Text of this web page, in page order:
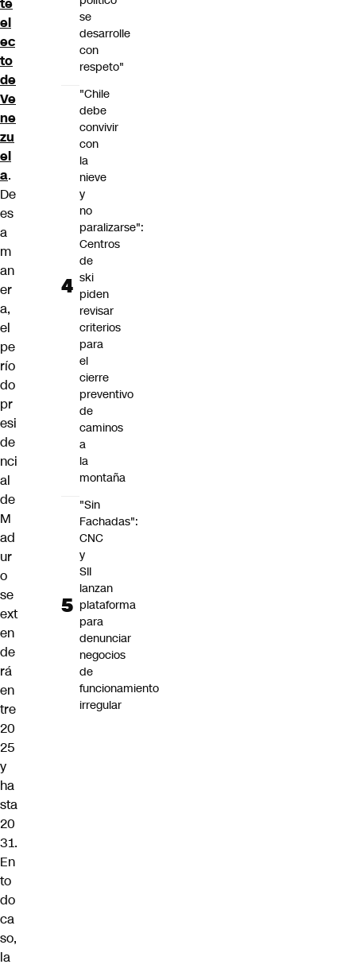
el
ec
to
de
Ve
ne
zu
el
a.
De
es
a
m
an
er
a,
el
pe
río
do
pr
esi
de
nci
al
de
M
ad
ur
o
se
ext
en
de
rá
en
tre
20
25
y
ha
sta
20
31.
En
to
do
ca
so,
la
se
desarrolle
con
respeto"
"Chile
debe
convivir
con
la
nieve
y
no
paralizarse":
Centros
de
ski
piden
revisar
criterios
para
el
cierre
preventivo
de
caminos
a
la
montaña
"Sin
Fachadas":
CNC
y
SII
lanzan
plataforma
para
denunciar
negocios
de
funcionamiento
irregular